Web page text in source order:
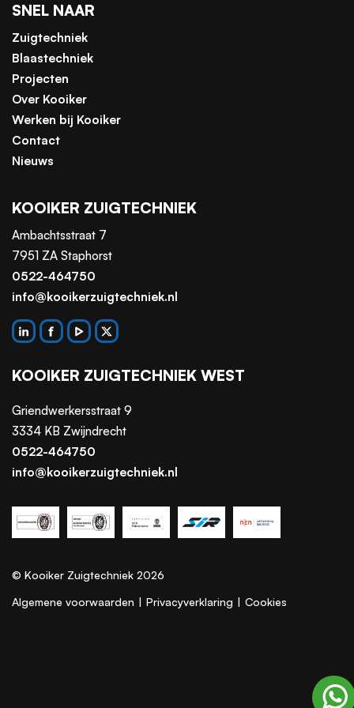
SNEL NAAR
Zuigtechniek
Blaastechniek
Projecten
Over Kooiker
Werken bij Kooiker
Contact
Nieuws
KOOIKER ZUIGTECHNIEK
Ambachtsstraat 7
7951 ZA Staphorst
0522-464750
info@kooikerzuigtechniek.nl
KOOIKER ZUIGTECHNIEK WEST
Griendwerkersstraat 9
3334 KB Zwijndrecht
0522-464750
info@kooikerzuigtechniek.nl
© Kooiker Zuigtechniek 2026
Algemene voorwaarden | Privacyverklaring | Cookies